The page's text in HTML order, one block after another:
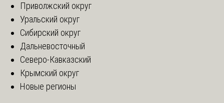
Приволжский округ
Уральский округ
Сибирский округ
Дальневосточный
Северо-Кавказский
Крымский округ
Новые регионы